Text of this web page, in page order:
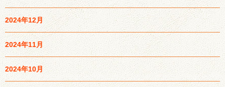
2024年12月
2024年11月
2024年10月